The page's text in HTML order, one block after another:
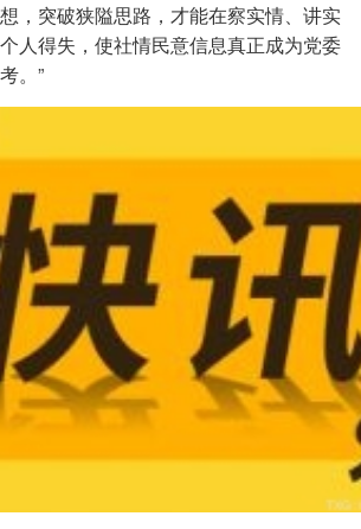
，突破狭隘思路，才能在察实情、讲实
人得失，使社情民意信息真正成为党委
。”